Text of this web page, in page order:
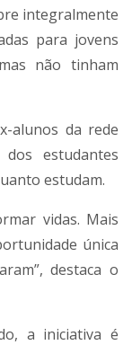
integralmente
para jovens
não tinham
alunos da rede
estudantes
estudam.
vidas. Mais
única
destaca o
a iniciativa é